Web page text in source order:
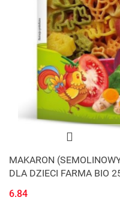
MAKARON
DLA DZIECI FARMA BIO
6.84